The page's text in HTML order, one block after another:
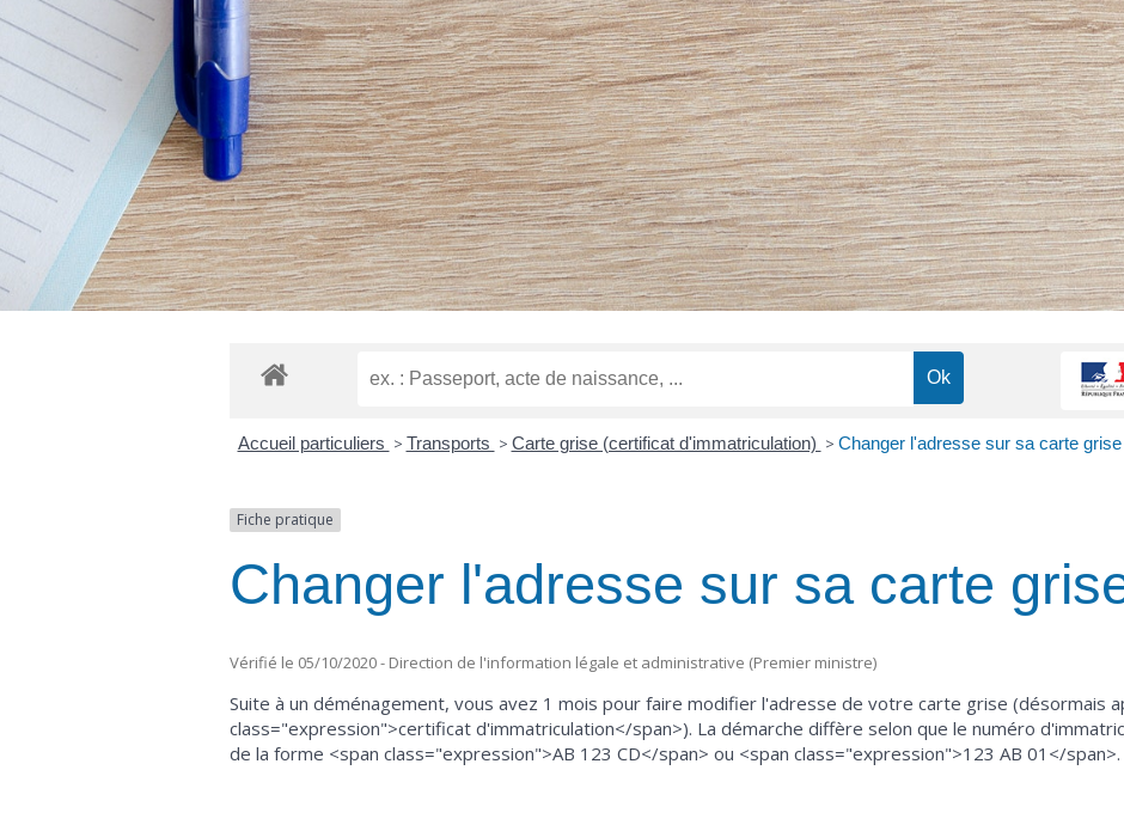
Accueil particuliers > Transports > Carte grise (certificat d'immatriculation) > Changer l'adresse sur sa carte grise
Fiche pratique
Changer l'adresse sur sa carte
Vérifié le 05/10/2020 - Direction de l'information légale et administrative (Premier ministre)
Suite à un déménagement, vous avez 1 mois pour faire modifier l'adresse de votre carte grise (désormais
class="expression">certificat d'immatriculation</span>). La démarche diffère selon que le numéro
de la forme <span class="expression">AB 123 CD</span> ou <span class="expression">123 AB 01</span>.